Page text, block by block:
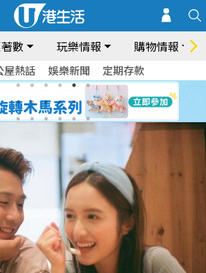
數 玩樂情報 購物情報
屋熱話 娛樂新聞 定期存款